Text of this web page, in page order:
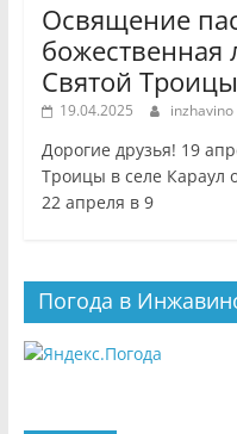
Освящение
божественная
Святой Троицы
19.04.2025 inzhavino
Дорогие друзья! 19
Троицы в селе Караул
22 апреля в 9
Погода в